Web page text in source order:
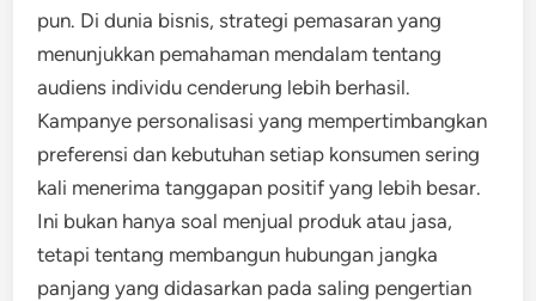
pun. Di dunia bisnis, strategi pemasaran yang
menunjukkan pemahaman mendalam tentang
audiens individu cenderung lebih berhasil.
Kampanye personalisasi yang mempertimbangkan
preferensi dan kebutuhan setiap konsumen sering
kali menerima tanggapan positif yang lebih besar.
Ini bukan hanya soal menjual produk atau jasa,
tetapi tentang membangun hubungan jangka
panjang yang didasarkan pada saling pengertian